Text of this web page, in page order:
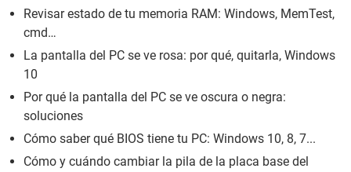
Revisar estado de tu memoria RAM: Windows, MemTest,
cmd…
La pantalla del PC se ve rosa: por qué, quitarla, Windows
10
Por qué la pantalla del PC se ve oscura o negra:
soluciones
Cómo saber qué BIOS tiene tu PC: Windows 10, 8, 7...
Cómo y cuándo cambiar la pila de la placa base del